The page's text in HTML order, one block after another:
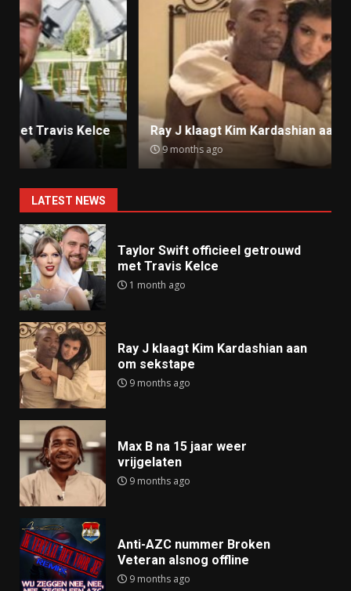
Ray J klaagt Kim Kardashian aan om sekstape
9 months ago
LATEST NEWS
Taylor Swift officieel getrouwd
met Travis Kelce
1 month ago
Ray J klaagt Kim Kardashian aan
om sekstape
9 months ago
Max B na 15 jaar weer
vrijgelaten
9 months ago
Anti-AZC nummer Broken
Veteran alsnog offline
9 months ago